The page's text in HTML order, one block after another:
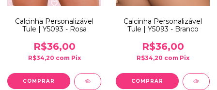
Calcinha Personalizável
Tule | Y5093 - Rosa
R$36,00
R$34,20 com Pix
Calcinha Personalizável
Tule | Y5093 - Branco
R$36,00
R$34,20 com Pix